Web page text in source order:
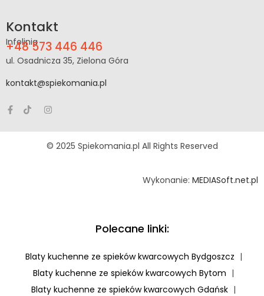
Kontakt
Infolinia
+48 573 446 446
ul. Osadnicza 35, Zielona Góra
kontakt@spiekomania.pl
© 2025 Spiekomania.pl All Rights Reserved
Wykonanie: MEDIASoft.net.pl
Polecane linki:
Blaty kuchenne ze spieków kwarcowych Bydgoszcz |
Blaty kuchenne ze spieków kwarcowych Bytom |
Blaty kuchenne ze spieków kwarcowych Gdańsk |